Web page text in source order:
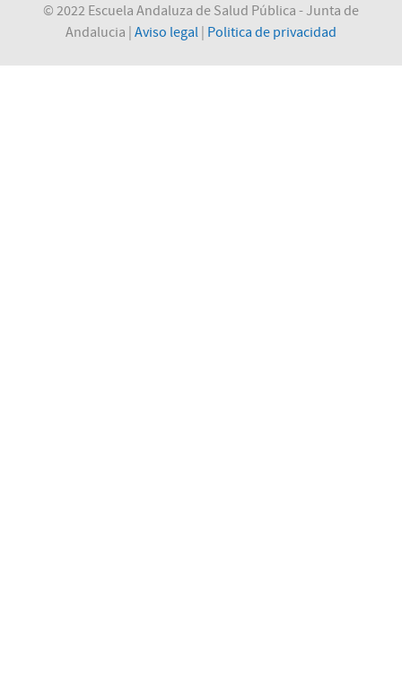
© 2022 Escuela Andaluza de Salud Pública - Junta de
Andalucia | Aviso legal | Politica de privacidad